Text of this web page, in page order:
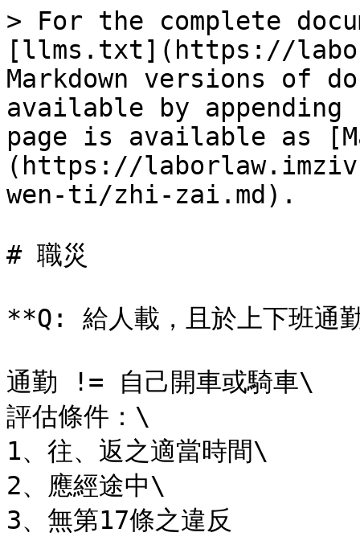
> For the complete
[llms.txt](https://
Markdown versions of
available by
page is available as
(https://
wen-ti/zhi-zai.md).
# 職災
**Q: 給人載，且於上下班通
通勤 != 自己開車或騎車\
評估條件：\
1、往、返之適當時間\
2、應經途中\
3、無第17條之違反